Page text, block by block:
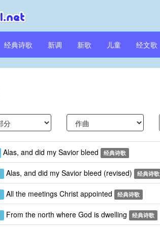
经典诗歌 新调 新歌 儿童 经文歌
Alas, and did my Savior bleed 经典诗歌
Alas, and did my Savior bleed (revised) 经典诗歌
All the meetings Christ appointed 经典诗歌
From the north where God is dwelling 经典诗歌